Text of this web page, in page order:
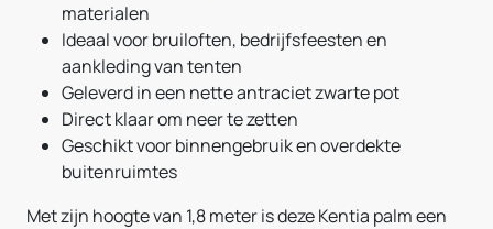
materialen
Ideaal voor bruiloften, bedrijfsfeesten en
aankleding van tenten
Geleverd in een nette antraciet zwarte pot
Direct klaar om neer te zetten
Geschikt voor binnengebruik en overdekte
buitenruimtes
Met zijn hoogte van 1,8 meter is deze Kentia palm een